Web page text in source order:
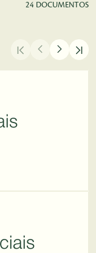
24 DOCUMENTOS